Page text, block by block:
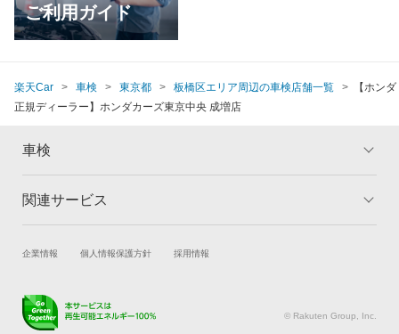
ご利用ガイド
楽天Car 車検 東京都 板橋区エリア周辺の車検店舗一覧
【ホンダ
正規ディーラー】ホンダカーズ東京中央 成増店
車検
トップ
車検の基礎知識 キャンペーン一覧
関連サービス
試乗・商談 新車購入
キズ修理予約
企業情報 個人情報保護方針 採用情報
© Rakuten Group, Inc.